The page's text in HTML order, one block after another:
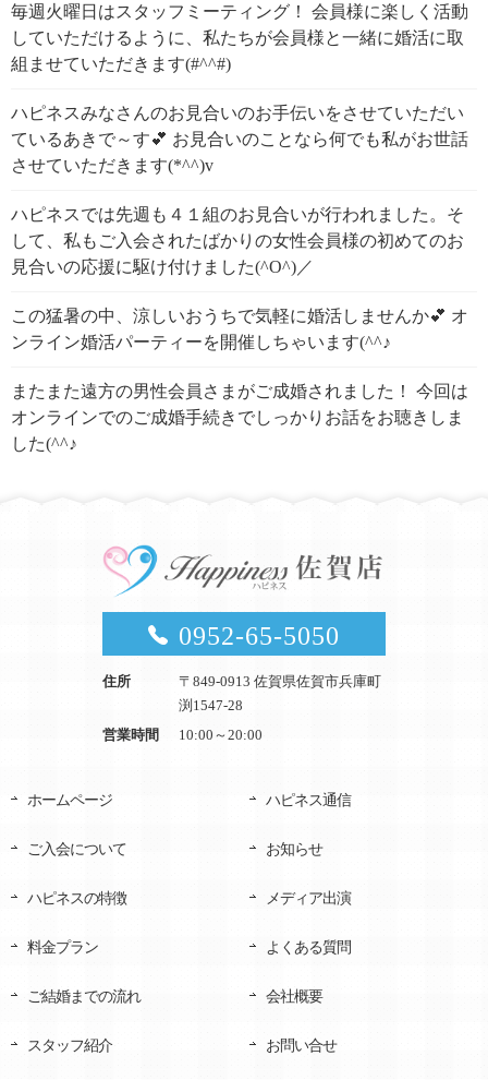
毎週火曜日はスタッフミーティング！ 会員様に楽しく活動
していただけるように、私たちが会員様と一緒に婚活に取
組ませていただきます(#^^#)
ハピネスみなさんのお見合いのお手伝いをさせていただい
ているあきで～す💕 お見合いのことなら何でも私がお世話
させていただきます(*^^)v
ハピネスでは先週も４１組のお見合いが行われました。そ
して、私もご入会されたばかりの女性会員様の初めてのお
見合いの応援に駆け付けました(^O^)／
この猛暑の中、涼しいおうちで気軽に婚活しませんか💕 オ
ンライン婚活パーティーを開催しちゃいます(^^♪
またまた遠方の男性会員さまがご成婚されました！ 今回は
オンラインでのご成婚手続きでしっかりお話をお聴きしま
した(^^♪
0952-65-5050
住所
〒849-0913 佐賀県佐賀市兵庫町
渕1547-28
営業時間
10:00～20:00
ホームページ
ご入会について
ハピネスの特徴
料金プラン
ご結婚までの流れ
スタッフ紹介
ハピネス通信
お知らせ
メディア出演
よくある質問
会社概要
お問い合せ